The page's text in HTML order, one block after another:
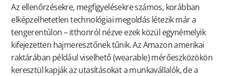
Az ellenőrzésekre, megfigyelésekre számos, korábban
elképzelhetetlen technológiai megoldás létezik már a
tengerentúlon – itthonról nézve ezek közül egynémelyik
kifejezetten hajmeresztőnek tűnik. Az Amazon amerikai
raktárában például viselhető (wearable) mérőeszközökön
keresztül kapják az utasításokat a munkavállalók, de a